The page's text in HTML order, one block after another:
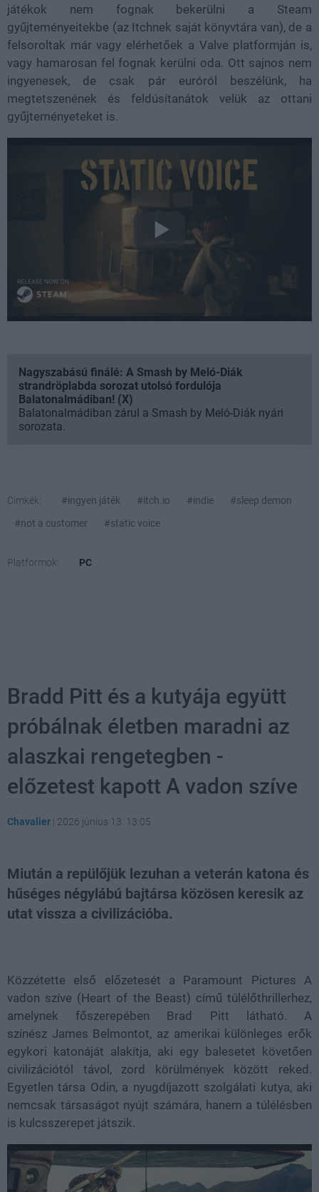
játékok nem fognak bekerülni a Steam
gyűjteményeitekbe (az Itchnek saját könyvtára van), de a
felsoroltak már vagy elérhetőek a Valve platformján is,
vagy hamarosan fel fognak kerülni oda. Ott sajnos nem
ingyenesek, de csak pár euróról beszélünk, ha
megtetszenének és feldúsítanátok velük az ottani
gyűjteményeteket is.
Nagyszabású finálé: A Smash by Meló-Diák
strandröplabda sorozat utolsó fordulója
Balatonalmádiban! (X)
Balatonalmádiban zárul a Smash by Meló-Diák nyári
sorozata.
Címkék: #ingyen játék #itch.io #indie
#sleep demon
#not a customer
#static voice
Platformok: PC
Bradd Pitt és a kutyája együtt
próbálnak életben maradni az
alaszkai rengetegben -
előzetest kapott A vadon szíve
Chavalier | 2026 június 13. 13:05
Miután a repülőjük lezuhan a veterán katona és
hűséges négylábú bajtársa közösen keresik az
utat vissza a civilizációba.
Közzétette első előzetesét a Paramount Pictures A
vadon szíve (Heart of the Beast) című túlélőthrillerhez,
amelynek főszerepében Brad Pitt látható. A
színész James Belmontot, az amerikai különleges erők
egykori katonáját alakítja, aki egy balesetet követően
civilizációtól távol, zord körülmények között reked.
Egyetlen társa Odin, a nyugdíjazott szolgálati kutya, aki
nemcsak társaságot nyújt számára, hanem a túlélésben
is kulcsszerepet játszik.